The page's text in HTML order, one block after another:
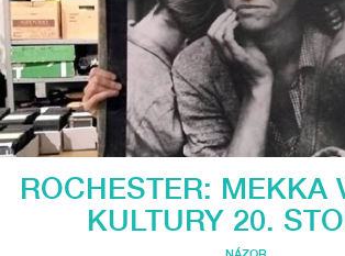
ROCHESTER: MEKKA
KULTURY 20.